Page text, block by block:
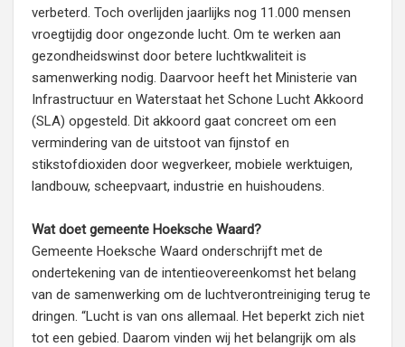
verbeterd. Toch overlijden jaarlijks nog 11.000 mensen
vroegtijdig door ongezonde lucht. Om te werken aan
gezondheidswinst door betere luchtkwaliteit is
samenwerking nodig. Daarvoor heeft het Ministerie van
Infrastructuur en Waterstaat het Schone Lucht Akkoord
(SLA) opgesteld. Dit akkoord gaat concreet om een
vermindering van de uitstoot van fijnstof en
stikstofdioxiden door wegverkeer, mobiele werktuigen,
landbouw, scheepvaart, industrie en huishoudens.
Wat doet gemeente Hoeksche Waard?
Gemeente Hoeksche Waard onderschrijft met de
ondertekening van de intentieovereenkomst het belang
van de samenwerking om de luchtverontreiniging terug te
dringen. “Lucht is van ons allemaal. Het beperkt zich niet
tot een gebied. Daarom vinden wij het belangrijk om als